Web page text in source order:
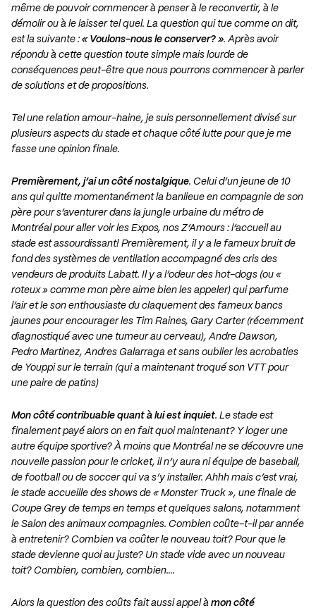
même de pouvoir commencer à penser à le reconvertir, à le
démolir ou à le laisser tel quel. La question qui tue comme on dit,
est la suivante : « Voulons-nous le conserver? ». Après avoir
répondu à cette question toute simple mais lourde de
conséquences peut-être que nous pourrons commencer à parler
de solutions et de propositions.
Tel une relation amour-haine, je suis personnellement divisé sur
plusieurs aspects du stade et chaque côté lutte pour que je me
fasse une opinion finale.
Premièrement, j’ai un côté nostalgique. Celui d’un jeune de 10
ans qui quitte momentanément la banlieue en compagnie de son
père pour s’aventurer dans la jungle urbaine du métro de
Montréal pour aller voir les Expos, nos Z’Amours : l’accueil au
stade est assourdissant! Premièrement, il y a le fameux bruit de
fond des systèmes de ventilation accompagné des cris des
vendeurs de produits Labatt. Il y a l’odeur des hot-dogs (ou «
roteux » comme mon père aime bien les appeler) qui parfume
l’air et le son enthousiaste du claquement des fameux bancs
jaunes pour encourager les Tim Raines, Gary Carter (récemment
diagnostiqué avec une tumeur au cerveau), Andre Dawson,
Pedro Martinez, Andres Galarraga et sans oublier les acrobaties
de Youppi sur le terrain (qui a maintenant troqué son VTT pour
une paire de patins)
Mon côté contribuable quant à lui est inquiet. Le stade est
finalement payé alors on en fait quoi maintenant? Y loger une
autre équipe sportive? À moins que Montréal ne se découvre une
nouvelle passion pour le cricket, il n’y aura ni équipe de baseball,
de football ou de soccer qui va s’y installer. Ahhh mais c’est vrai,
le stade accueille des shows de « Monster Truck », une finale de
Coupe Grey de temps en temps et quelques salons, notamment
le Salon des animaux compagnies. Combien coûte-t-il par année
à entretenir? Combien va coûter le nouveau toit? Pour que le
stade devienne quoi au juste? Un stade vide avec un nouveau
toit? Combien, combien, combien….
Alors la question des coûts fait aussi appel à mon côté